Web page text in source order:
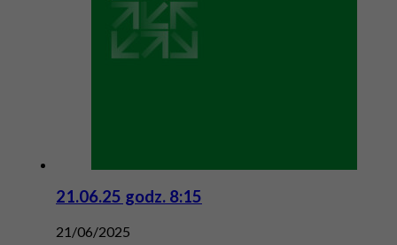
21.06.25 godz. 8:15
21/06/2025